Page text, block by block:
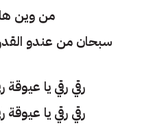
من وين
سبحان من عندو
رقي رقي يا
رقي رقي يا